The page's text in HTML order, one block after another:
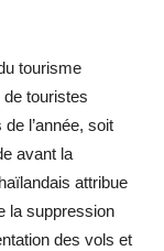
tourisme
touristes
l’année, soit
avant la
attribue
la suppression
des vols et